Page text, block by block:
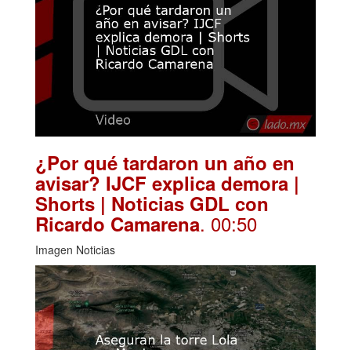
¿Por qué tardaron un año en
avisar? IJCF explica demora |
Shorts | Noticias GDL con
Ricardo Camarena. 00:50
Imagen Noticias